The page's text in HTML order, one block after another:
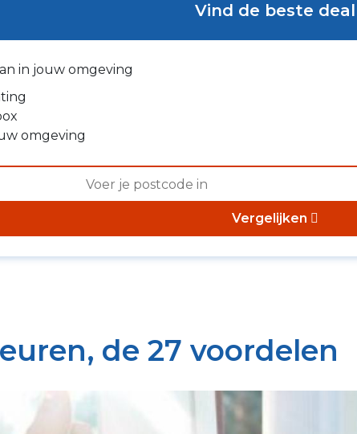
Vind de beste deal
in jouw omgeving
omgeving
Vergelijken
de 27 voordelen